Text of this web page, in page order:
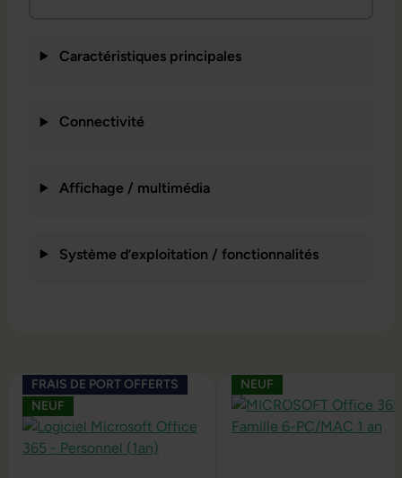
Caractéristiques principales
Connectivité
Affichage / multimédia
Système d’exploitation / fonctionnalités
Ignorer la galerie de produits
FRAIS DE PORT OFFERTS
NEUF
NEUF